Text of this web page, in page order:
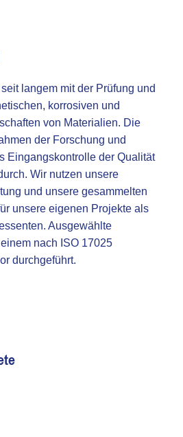
langem mit der Prüfung und
korrosiven und
von Materialien. Die
der Forschung und
Eingangskontrolle der Qualität
Wir nutzen unsere
und unsere gesammelten
unsere eigenen Projekte als
Ausgewählte
nach ISO 17025
durchgeführt.